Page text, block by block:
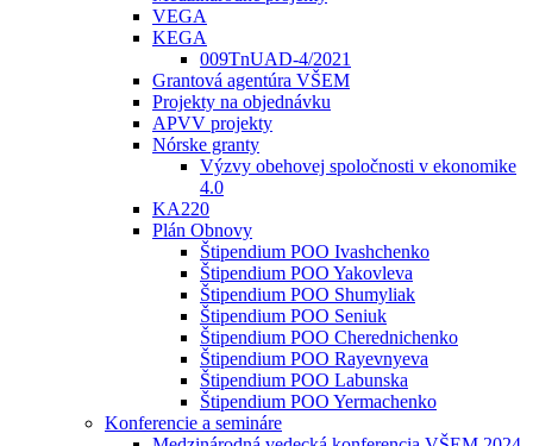
VEGA
KEGA
009TnUAD-4/2021
Grantová agentúra VŠEM
Projekty na objednávku
APVV projekty
Nórske granty
Výzvy obehovej spoločnosti v ekonomike
4.0
KA220
Plán Obnovy
Štipendium POO Ivashchenko
Štipendium POO Yakovleva
Štipendium POO Shumyliak
Štipendium POO Seniuk
Štipendium POO Cherednichenko
Štipendium POO Rayevnyeva
Štipendium POO Labunska
Štipendium POO Yermachenko
Konferencie a semináre